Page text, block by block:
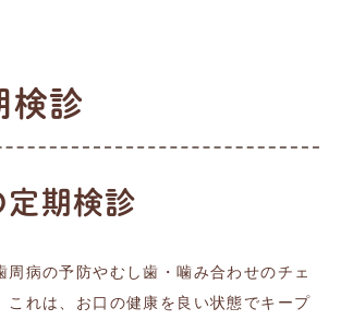
検診
定期検診
周病の予防やむし歯・噛み合わせのチェ
これは、お口の健康を良い状態でキープ